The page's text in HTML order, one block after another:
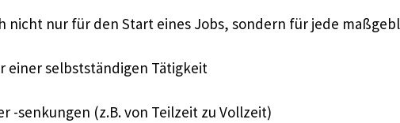
nicht nur für den Start eines Jobs, sondern für jede
einer selbstständigen Tätigkeit
-senkungen (z.B. von Teilzeit zu Vollzeit)